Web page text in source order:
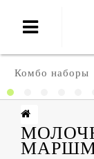
Комбо наборы